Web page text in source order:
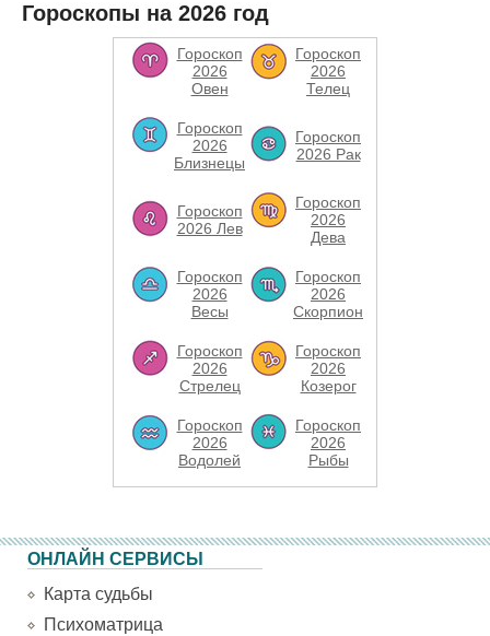
Гороскопы на 2026 год
Гороскоп
2026
Овен
Гороскоп
2026
Телец
Гороскоп
2026
Близнецы
Гороскоп
2026 Рак
Гороскоп
2026 Лев
Гороскоп
2026
Дева
Гороскоп
2026
Весы
Гороскоп
2026
Скорпион
Гороскоп
2026
Стрелец
Гороскоп
2026
Козерог
Гороскоп
2026
Водолей
Гороскоп
2026
Рыбы
ОНЛАЙН СЕРВИСЫ
Карта судьбы
Психоматрица